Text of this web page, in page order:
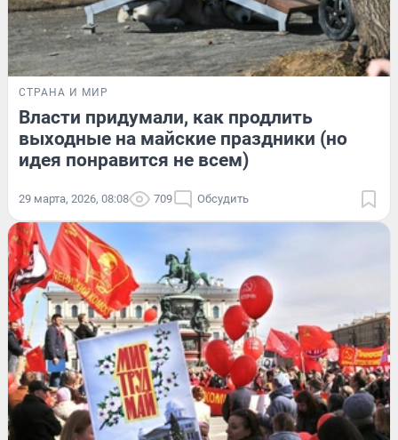
СТРАНА И МИР
Власти придумали, как продлить
выходные на майские праздники (но
идея понравится не всем)
29 марта, 2026, 08:08 709 Обсудить